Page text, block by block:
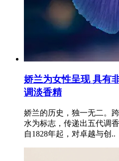
娇兰为女性呈现 具有
调淡香精
娇兰的历史，独一无二。
水为标志，传递出五代调
自1828年起，对卓越与创..